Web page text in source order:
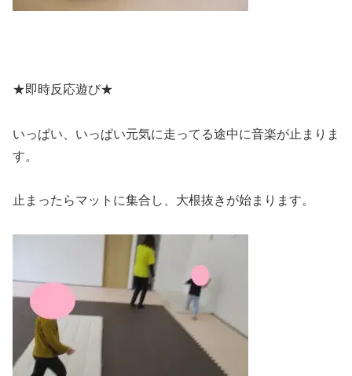
★即時反応遊び★
いっぱい、いっぱい元気に走ってる途中に音楽が止まりま
す。
止まったらマットに集合し、大根抜きが始まります。